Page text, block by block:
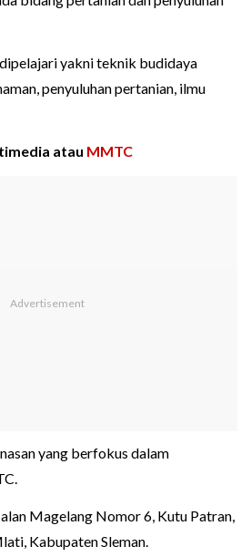
yakni teknik budidaya
penyuluhan pertanian, ilmu
atau MMTC
yang berfokus dalam
Magelang Nomor 6, Kutu Patran,
Kabupaten Sleman.